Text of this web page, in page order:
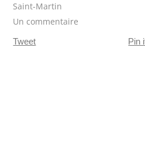
Saint-Martin
Un commentaire
Tweet Pin